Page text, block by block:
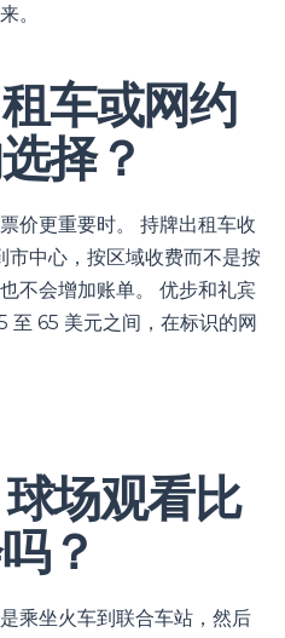
。
车或网约
择？
价更重要时。 持牌出租车收
中心，按区域收费而不是按
不会增加账单。 优步和礼宾
至 65 美元之间，在标识的网
场观看比
？
乘坐火车到联合车站，然后